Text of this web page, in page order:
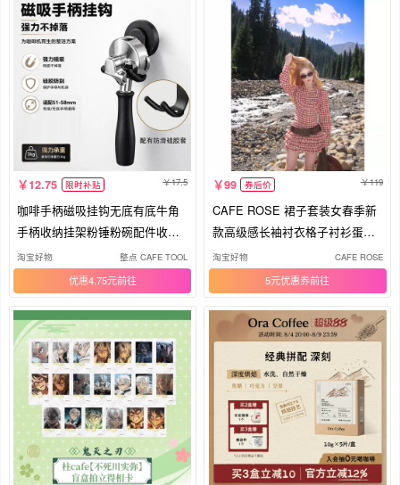
12.75 限时补贴 17.5
咖啡手柄磁吸挂钩无底有底牛角
手柄收纳挂架粉锤粉碗配件收纳
支架
淘宝好物 整点 CAFE TOOL
优惠4.75元
99 券后价 119
CAFE ROSE 裙子套装女春季新
款高级感长袖衬衣格子衬衫蛋糕
裙马甲
淘宝好物 CAFE ROSE
5元优惠券